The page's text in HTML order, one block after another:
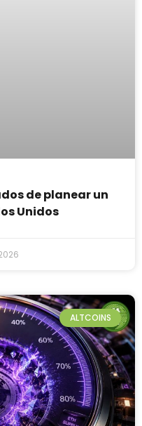
de planear un
Unidos
ALTCOINS